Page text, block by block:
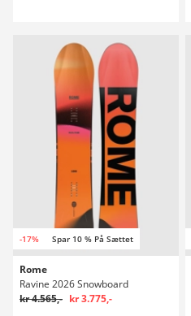
-17% Spar 10 % På Sættet
Rome
Ravine 2026 Snowboard
kr 4.565,- kr 3.775,-